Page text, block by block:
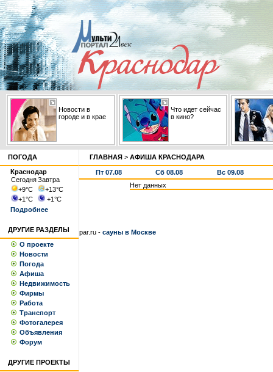
Новости в
городе и в крае
Что идет сейчас
в кино?
ПОГОДА
Краснодар
СегодняЗавтра
+9°С +13°С
+1°С +1°С
Подробнее
ДРУГИЕ РАЗДЕЛЫ
О проекте
Новости
Погода
Афиша
Недвижимость
Фирмы
Работа
Транспорт
Фотогалерея
Объявления
Форум
ДРУГИЕ ПРОЕКТЫ
ГЛАВНАЯ > АФИША КРАСНОДАРА
Пт 07.08 Сб 08.08
Вс 09.08
Нет данных
par.ru - сауны в Москве